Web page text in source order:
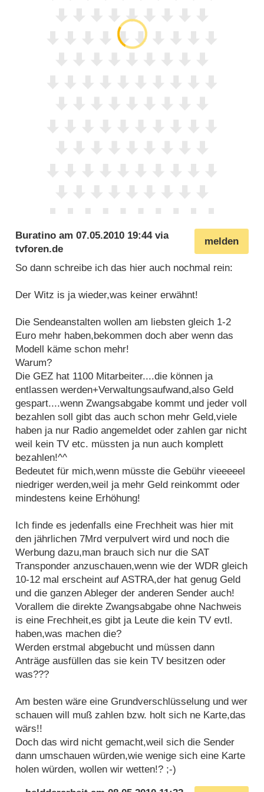
melden
Buratino am07.05.2010 19:44via
tvforen.de
So dann schreibe ich das hier auch nochmal rein:
Der Witz is ja wieder,was keiner erwähnt!
Die Sendeanstalten wollen am liebsten gleich 1-2
Euro mehr haben,bekommen doch aber wenn das
Modell käme schon mehr!
Warum?
Die GEZ hat 1100 Mitarbeiter....die können ja
entlassen werden+Verwaltungsaufwand,also Geld
gespart....wenn Zwangsabgabe kommt und jeder voll
bezahlen soll gibt das auch schon mehr Geld,viele
haben ja nur Radio angemeldet oder zahlen gar nicht
weil kein TV etc. müssten ja nun auch komplett
bezahlen!^^
Bedeutet für mich,wenn müsste die Gebühr vieeeeel
niedriger werden,weil ja mehr Geld reinkommt oder
mindestens keine Erhöhung!
Ich finde es jedenfalls eine Frechheit was hier mit
den jährlichen 7Mrd verpulvert wird und noch die
Werbung dazu,man brauch sich nur die SAT
Transponder anzuschauen,wenn wie der WDR gleich
10-12 mal erscheint auf ASTRA,der hat genug Geld
und die ganzen Ableger der anderen Sender auch!
Vorallem die direkte Zwangsabgabe ohne Nachweis
is eine Frechheit,es gibt ja Leute die kein TV evtl.
haben,was machen die?
Werden erstmal abgebucht und müssen dann
Anträge ausfüllen das sie kein TV besitzen oder
was???
Am besten wäre eine Grundverschlüsselung und wer
schauen will muß zahlen bzw. holt sich ne Karte,das
wärs!!
Doch das wird nicht gemacht,weil sich die Sender
dann umschauen würden,wie wenige sich eine Karte
holen würden, wollen wir wetten!? ;-)